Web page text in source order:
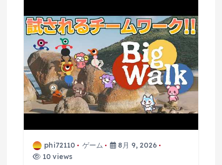
phi72110 ゲーム
8月 9, 2026
10 views